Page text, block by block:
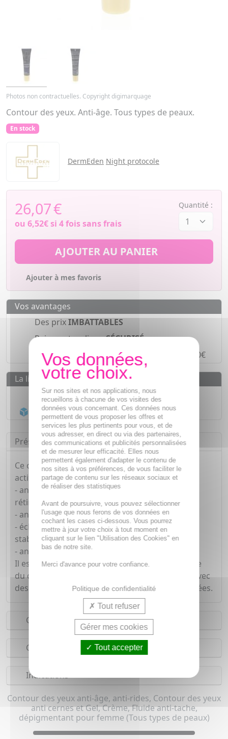
Photos non contractuelles. Copyright digimarquage
Contour des yeux. Anti-âge. Tous types de peaux.
En stock
DermEden Night protocole
26,07€
ou 6,52€si 4 fois sans frais
Quantité :
AJOUTER AU PANIER
Ajouter à mes favoris
Vos avantages
Des prixIMBATTABLES
Paiement en ligneSÉCURISÉ
Paiement en4 fois sans frais à partir de 30€
La livraison
Livraison gratuite dès55€
Acheminement Chronoposten 24h*
Présentation
Ce contour de yeux anti-âge intense associe des
actifs :
- anti-cernes et anti-poches (acide glycolique,
rétinol),
- anti-taches (acide dioïque, niacinamide),
- éclaircissant et anti-oxydant (vitamine C
stabilisée),
- anti-ride et hydratant (acide hyaluronique).
Il est spécialement adapté pour la peau plus fine
du contour de l'œil et offre un regard sublimé avec
des rides, poches et cernes visiblement estompées.
Conseils d'utilisation
Composition
Indications
Contour des yeux anti-âge, anti-rides, Contour des yeux
anti cernes et Gel, Crème, Fluide anti-tache,
dépigmentant pour femme (Tous types de peaux)
Sur nos sites et nos applications, nous
recueillons à chacune de vos visites des
données vous concernant. Ces données nous
permettent de vous proposer les offres et
services les plus pertinents pour vous, et de
vous adresser, en direct ou via des partenaires,
des communications et publicités personnalisées
et de mesurer leur efficacité. Elles nous
permettent également d'adapter le contenu de
nos sites à vos préférences, de vous faciliter le
partage de contenu sur les réseaux sociaux et
de réaliser des statistiques
Avant de poursuivre, vous pouvez sélectionner
l'usage que nous ferons de vos données en
cochant les cases ci-dessous. Vous pourrez
mettre à jour votre choix à tout moment en
cliquant sur le lien "Utilisation des Cookies" en
bas de notre site.
Merci d'avance pour votre confiance.
Politique de confidentialité
Tout refuser
Gérer mes cookies
Tout accepter